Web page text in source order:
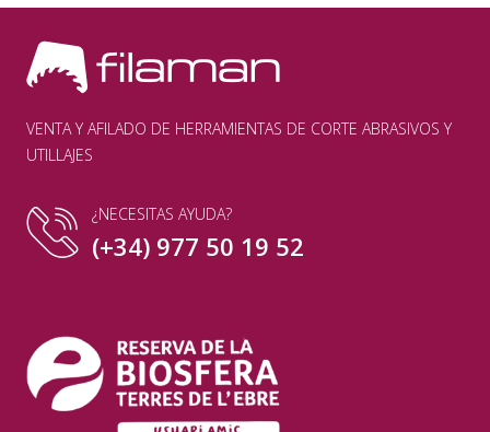
VENTA Y AFILADO DE HERRAMIENTAS DE CORTE ABRASIVOS Y
UTILLAJES
¿NECESITAS AYUDA?
(+34) 977 50 19 52